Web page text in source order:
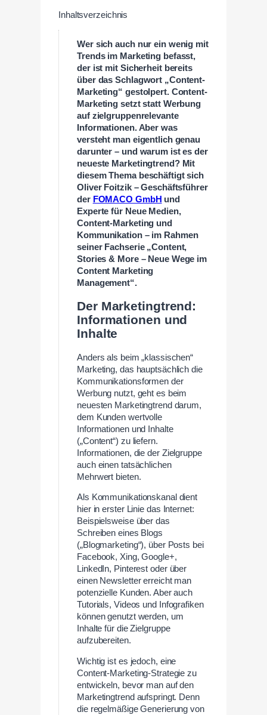
Inhaltsverzeichnis
Wer sich auch nur ein wenig mit
Trends im Marketing befasst,
der ist mit Sicherheit bereits
über das Schlagwort „Content-
Marketing“ gestolpert. Content-
Marketing setzt statt Werbung
auf zielgruppenrelevante
Informationen. Aber was
versteht man eigentlich genau
darunter – und warum ist es der
neueste Marketingtrend? Mit
diesem Thema beschäftigt sich
Oliver Foitzik – Geschäftsführer
der FOMACO GmbH und
Experte für Neue Medien,
Content-Marketing und
Kommunikation – im Rahmen
seiner Fachserie „Content,
Stories & More – Neue Wege im
Content Marketing
Management“.
Der Marketingtrend:
Informationen und
Inhalte
Anders als beim „klassischen“
Marketing, das hauptsächlich die
Kommunikationsformen der
Werbung nutzt, geht es beim
neuesten Marketingtrend darum,
dem Kunden wertvolle
Informationen und Inhalte
(„Content“) zu liefern.
Informationen, die der Zielgruppe
auch einen tatsächlichen
Mehrwert bieten.
Als Kommunikationskanal dient
hier in erster Linie das Internet:
Beispielsweise über das
Schreiben eines Blogs
(„Blogmarketing“), über Posts bei
Facebook, Xing, Google+,
LinkedIn, Pinterest oder über
einen Newsletter erreicht man
potenzielle Kunden. Aber auch
Tutorials, Videos und Infografiken
können genutzt werden, um
Inhalte für die Zielgruppe
aufzubereiten.
Wichtig ist es jedoch, eine
Content-Marketing-Strategie zu
entwickeln, bevor man auf den
Marketingtrend aufspringt. Denn
die regelmäßige Generierung von